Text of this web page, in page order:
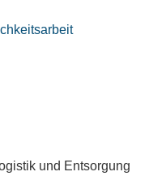
und Entsorgung